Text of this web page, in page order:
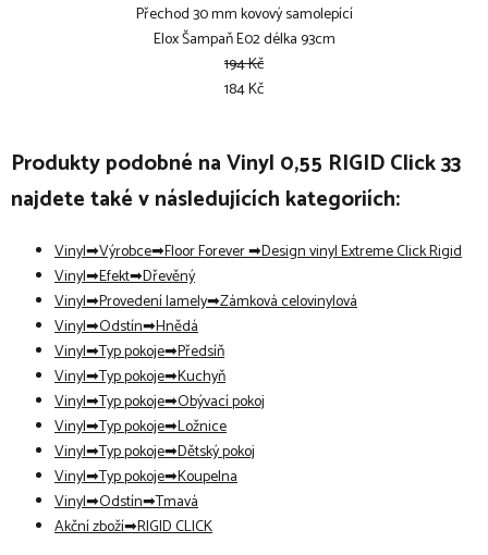
Přechod 30 mm kovový samolepící
Elox Šampaň E02 délka 93cm
194 Kč
184 Kč
Produkty podobné na Vinyl 0,55 RIGID Click 33
najdete také v následujících kategoriích:
Vinyl Výrobce Floor Forever Design vinyl Extreme Click Rigid
Vinyl Efekt Dřevěný
Vinyl Provedení lamely Zámková celovinylová
Vinyl Odstín Hnědá
Vinyl Typ pokoje Předsíň
Vinyl Typ pokoje Kuchyň
Vinyl Typ pokoje Obývací pokoj
Vinyl Typ pokoje Ložnice
Vinyl Typ pokoje Dětský pokoj
Vinyl Typ pokoje Koupelna
Vinyl Odstín Tmavá
Akční zboží RIGID CLICK